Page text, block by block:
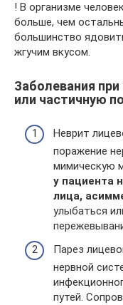
! В организме
больше, чем
большинство
жгучим вкусом.
Заболевания
или частичную
Неврит
поражение
мимическую
у пациента
лица,
улыбаться
Парез
нервной
путей.